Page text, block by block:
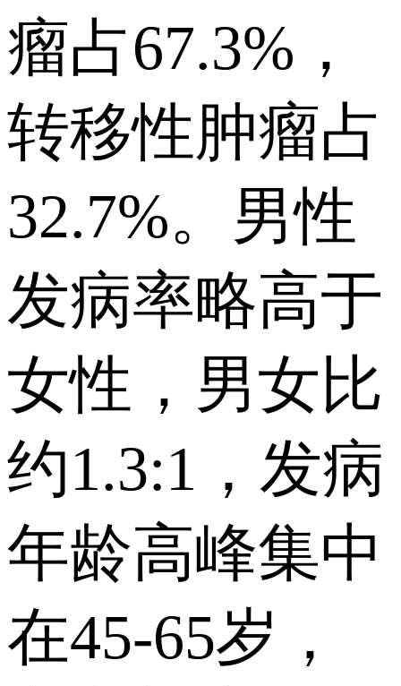
瘤占67.3%，
转移性肿瘤占
32.7%。男性
发病率略高于
女性，男女比
约1.3:1，发病
年龄高峰集中
在45-65岁，